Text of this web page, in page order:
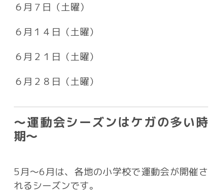
６月７日（土曜）
６月１４日（土曜）
６月２１日（土曜）
６月２８日（土曜）
〜運動会シーズンはケガの多い時
期〜
5月〜6月は、各地の小学校で運動会が開催さ
れるシーズンです。